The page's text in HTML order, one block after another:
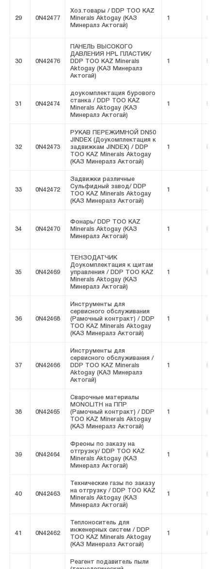
29 0N42477
Хоз.товары / DDP ТОО KAZ
Minerals Aktogay (КАЗ
Минералз Актогай)
1
30 0N42476
ПАНЕЛЬ ВЫСОКОГО
ДАВЛЕНИЯ HPL ПЛАСТИК/
DDP ТОО KAZ Minerals
Aktogay (КАЗ Минералз
Актогай)
1
31 0N42474
доукомплектация бурового
станка / DDP ТОО KAZ
Minerals Aktogay (КАЗ
Минералз Актогай)
1
32 0N42473
РУКАВ ПЕРЕЖИМНОЙ DN50
JINDEX (Доукомплектация к
задвижкам JINDEX) / DDP
ТОО KAZ Minerals Aktogay
(КАЗ Минералз Актогай)
1
33 0N42472
Задвижки различные
Сульфидный завод/ DDP
ТОО KAZ Minerals Aktogay
(КАЗ Минералз Актогай)
1
34 0N42470
Фонарь/ DDP ТОО KAZ
Minerals Aktogay (КАЗ
Минералз Актогай)
1
35 0N42469
ТЕНЗОДАТЧИК
Доукомплектация к щитам
управления / DDP ТОО KAZ
Minerals Aktogay (КАЗ
Минералз Актогай)
1
36 0N42468
Инструменты для
сервисного обслуживания
(Рамочный контракт) / DDP
ТОО KAZ Minerals Aktogay
(КАЗ Минералз Актогай)
1
37 0N42466
Инструменты для
сервисного обслуживания /
DDP ТОО KAZ Minerals
Aktogay (КАЗ Минералз
Актогай)
1
38 0N42465
Сварочные материалы
MONOLITH на ППР
(Рамочный контракт) / DDP
ТОО KAZ Minerals Aktogay
(КАЗ Минералз Актогай)
1
39 0N42464
Фреоны по заказу на
отгрузку/ DDP ТОО KAZ
Minerals Aktogay (КАЗ
Минералз Актогай)
1
40 0N42463
Технические газы по заказу
на отгрузку / DDP ТОО KAZ
Minerals Aktogay (КАЗ
Минералз Актогай)
1
41 0N42462
Теплоноситель для
инженерных систем / DDP
ТОО KAZ Minerals Aktogay
(КАЗ Минералз Актогай)
1
Реагент подавитель пыли